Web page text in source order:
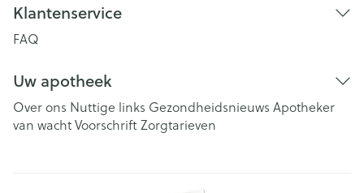
Klantenservice
FAQ
Uw apotheek
Over ons Nuttige links Gezondheidsnieuws Apotheker
van wachtVoorschriftZorgtarieven